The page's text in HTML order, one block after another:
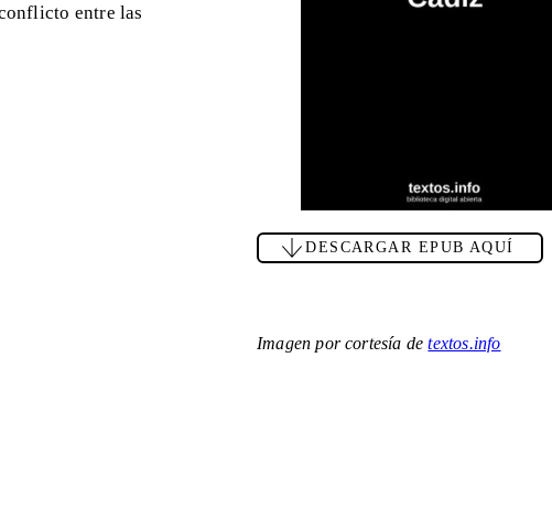
entre las
DESCARGAR EPUB AQUÍ
Imagen por cortesía detextos.info